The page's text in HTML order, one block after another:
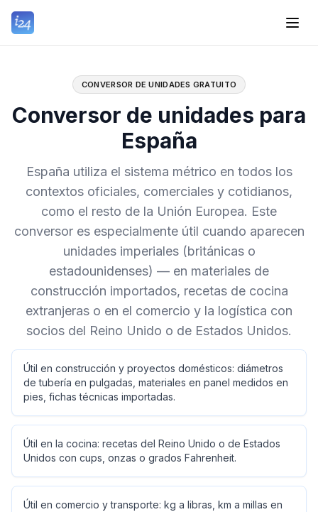
CONVERSOR DE UNIDADES GRATUITO
Conversor de unidades para
España
España utiliza el sistema métrico en todos los
contextos oficiales, comerciales y cotidianos,
como el resto de la Unión Europea. Este
conversor es especialmente útil cuando aparecen
unidades imperiales (británicas o
estadounidenses) — en materiales de
construcción importados, recetas de cocina
extranjeras o en el comercio y la logística con
socios del Reino Unido o de Estados Unidos.
Útil en construcción y proyectos domésticos: diámetros
de tubería en pulgadas, materiales en panel medidos en
pies, fichas técnicas importadas.
Útil en la cocina: recetas del Reino Unido o de Estados
Unidos con cups, onzas o grados Fahrenheit.
Útil en comercio y transporte: kg a libras, km a millas en